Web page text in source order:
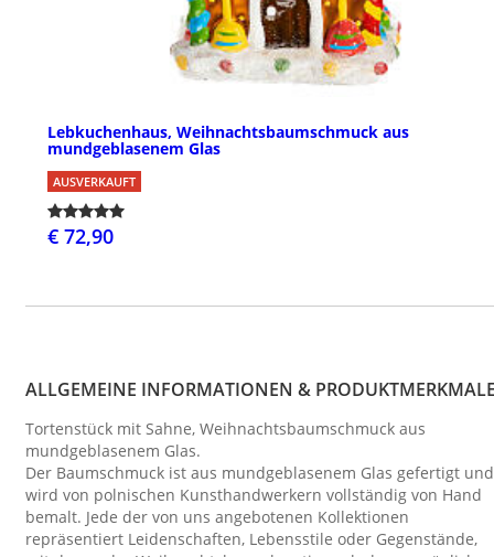
Lebkuchenhaus, Weihnachtsbaumschmuck aus
mundgeblasenem Glas
AUSVERKAUFT
€ 72,90
ALLGEMEINE INFORMATIONEN &
Tortenstück mit Sahne, Weihnachtsbaumschmuck aus
mundgeblasenem Glas.
Der Baumschmuck ist aus mundgeblasenem Glas gefertigt und
wird von polnischen Kunsthandwerkern vollständig von Hand
bemalt. Jede der von uns angebotenen Kollektionen
repräsentiert Leidenschaften, Lebensstile oder Gegenstände,